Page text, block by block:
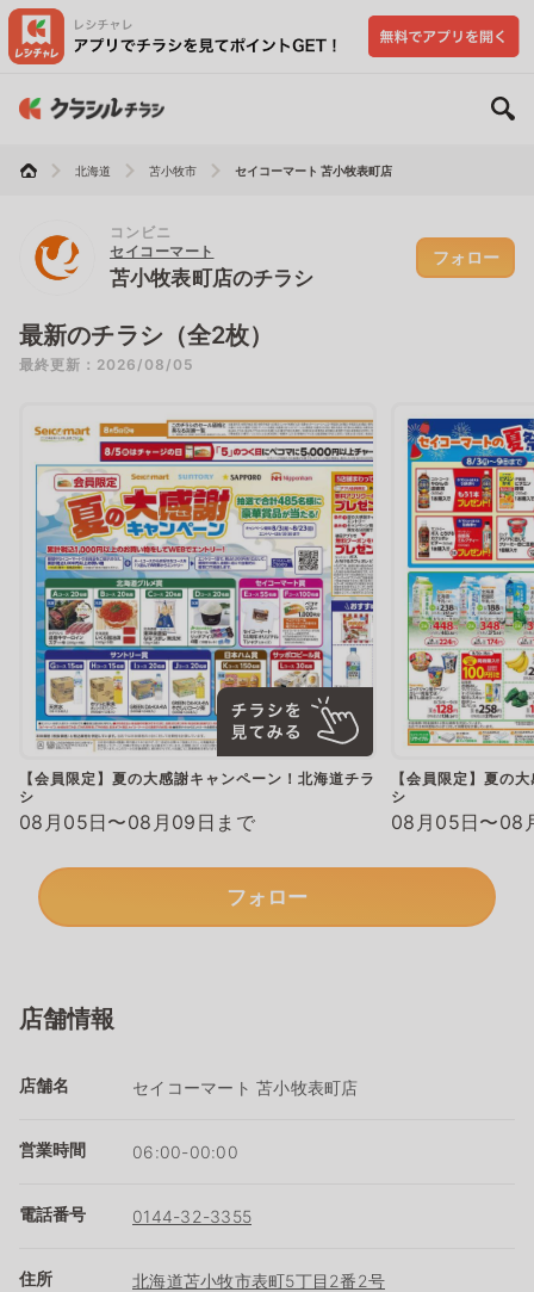
北海道 苫小牧市 セイコーマート 苫小牧表町店
コンビニ
セイコーマート
苫小牧表町店のチラシ
フォロー
最新のチラシ（全2枚）
最終更新：2026/08/05
【会員限定】夏の大感謝キャンペーン！北海道チラ
シ
08月05日〜08月09日まで
【会員限定】夏の
シ
08月05日〜08
フォロー
店舗情報
店舗名 セイコーマート 苫小牧表町店
営業時間 06:00-00:00
電話番号 0144-32-3355
住所 北海道苫小牧市表町5丁目2番2号